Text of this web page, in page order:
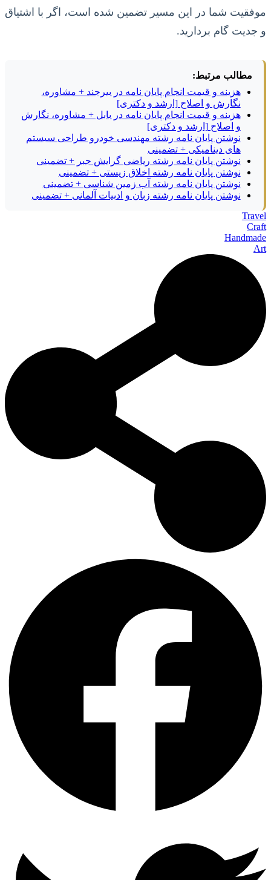
موفقیت شما در این مسیر تضمین شده است، اگر با اشتیاق
و جدیت گام بردارید.
مطالب مرتبط:
هزینه و قیمت انجام پایان نامه در بیرجند + مشاوره،
نگارش و اصلاح [ارشد و دکتری]
هزینه و قیمت انجام پایان نامه در بابل + مشاوره، نگارش
و اصلاح [ارشد و دکتری]
نوشتن پایان نامه رشته مهندسی خودرو طراحی سیستم
های دینامیکی + تضمینی
نوشتن پایان نامه رشته ریاضی گرایش جبر + تضمینی
نوشتن پایان نامه رشته اخلاق زیستی + تضمینی
نوشتن پایان نامه رشته آب زمین شناسی + تضمینی
نوشتن پایان نامه رشته زبان و ادبیات آلمانی + تضمینی
Travel
Craft
Handmade
Art